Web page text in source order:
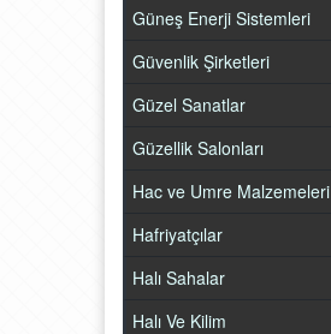
Güneş Enerji Sistemleri
Güvenlik Şirketleri
Güzel Sanatlar
Güzellik Salonları
Hac ve Umre Malzemeleri
Hafriyatçılar
Halı Sahalar
Halı Ve Kilim